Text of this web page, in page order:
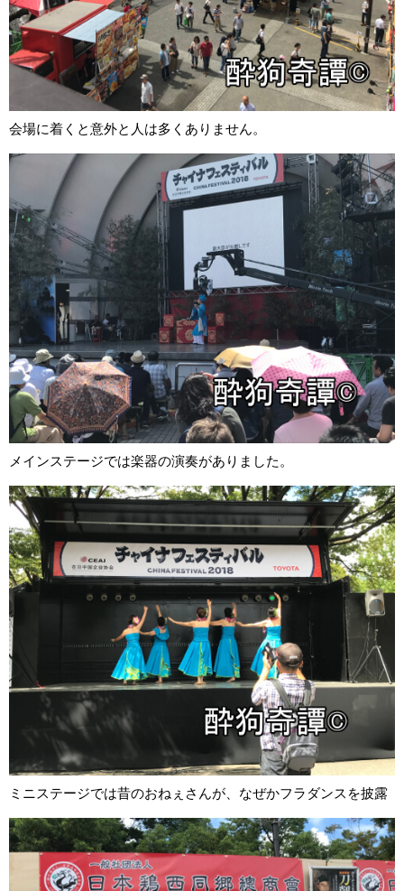
会場に着くと意外と人は多くありません。
メインステージでは楽器の演奏がありました。
ミニステージでは昔のおねぇさんが、なぜかフラダンスを披露